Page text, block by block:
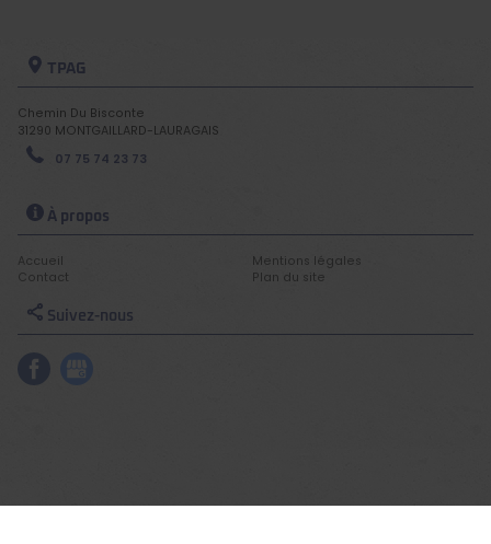
TPAG
Chemin Du Bisconte
31290 MONTGAILLARD-LAURAGAIS
07 75 74 23 73
À propos
Accueil
Contact
Mentions légales
Plan du site
Suivez-nous